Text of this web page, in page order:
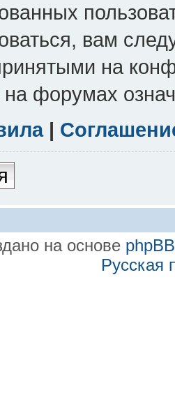
вам
на
на форумах
|
на основе phpBB
Русская